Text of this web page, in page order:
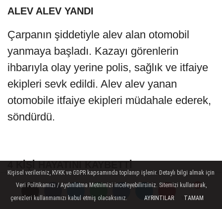
Yorumlar
Yorumlar
Yorumlar
ALEV ALEV YANDI
Çarpanın şiddetiyle alev alan otomobil
yanmaya başladı. Kazayı görenlerin
ihbarıyla olay yerine polis, sağlık ve itfaiye
ekipleri sevk edildi. Alev alev yanan
otomobile itfaiye ekipleri müdahale ederek,
söndürdü.
Yapılan kontrolde otomobilde bulunan 4
kişini yanarak hayatını kaybettiği belirlendi.
Kişisel verileriniz, KVKK ve GDPR kapsamında toplanıp işlenir. Detaylı bilgi almak için
Veri Politikamızı / Aydınlatma Metnimizi inceleyebilirsiniz. Sitemizi kullanarak,
çerezleri kullanmamızı kabul etmiş olacaksınız.
AYRINTILAR TAMAM